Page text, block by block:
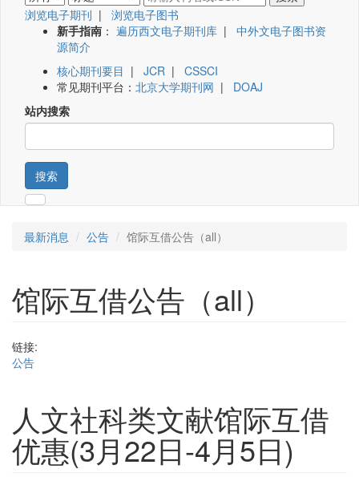
浏览电子期刊 | 浏览电子图书
新手指南 ： 遍历西文电子期刊库 | 中外文电子图书资
源简介
核心期刊要目 | JCR | CSSCI
常见期刊平台： 北京大学期刊网 | DOAJ
站内搜索
搜索
最新消息 公告 馆际互借公告（all）
馆际互借公告（all）
链接:
公告
人文社科类文献馆际互借
优惠(3月22日-4月5日)